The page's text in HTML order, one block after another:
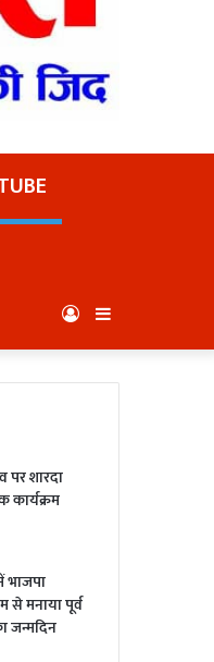
Log
In
पर शारदा
कार्यक्रम
भाजपा
से मनाया पूर्व
जन्मदिन